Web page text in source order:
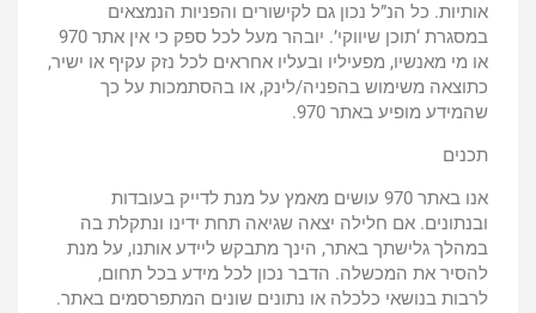
אותיות. כל הנ”ל נכון גם לקישורים והפניות הנמצאים
במסגרת ‘תוכן שיווקי’. יובהר מעל לכל ספק כי אין אתר 970
או מי מאנשיו, מפעיליו ובעליו אחראים לכל נזק עקיף או ישיר,
כתוצאה משימוש בהפניה/לינק, או בהסתמכות על כך
שהמידע מופיע באתר 970.
תכנים
אנו באתר 970 עושים מאמץ על מנת לדייק בעובדות
ובנתונים. אם חלילה יצאה שגיאה תחת ידינו ונתקלת בה
במהלך גלישתך באתר, הינך מתבקש ליידע אותנו, על מנת
להסיר את המכשלה. הדבר נכון לכל מידע בכל תחום,
לרבות בנושאי כלכלה או נתונים שונים המתפרסמים באתר.